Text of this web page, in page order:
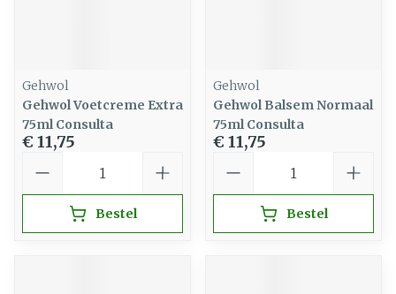
Gehwol
Gehwol Voetcreme Extra
75ml Consulta
€ 11,75
Bestel
Gehwol
Gehwol Balsem Normaal
75ml Consulta
€ 11,75
Bestel